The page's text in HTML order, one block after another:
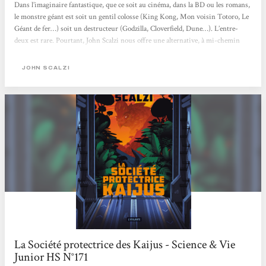
Dans l’imaginaire fantastique, que ce soit au cinéma, dans la BD ou les romans,
le monstre géant est soit un gentil colosse (King Kong, Mon voisin Totoro, Le
Géant de fer…) soit un destructeur (Godzilla, Cloverfield, Dune…). L’entre-
deux est rare. Pourtant, John Scalzi nous offre une alternative, à mi-chemin
kaijus, comme les appellent les Japonais, seront à la fois protégés et étudiés. Ici,
destruction de New York par...
JOHN SCALZI
La Société protectrice des Kaijus - Science & Vie
Junior HS N°171